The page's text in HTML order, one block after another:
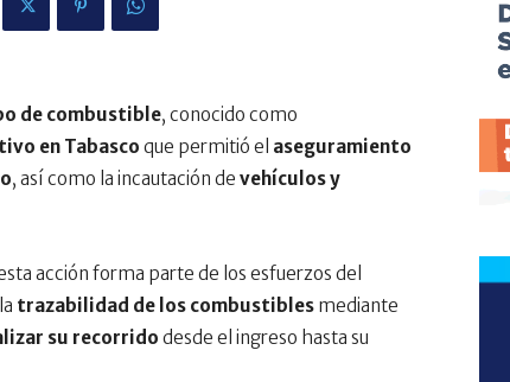
de combustible, conocido como
en Tabasco que permitió el aseguramiento
, así como la incautación de vehículos y
acción forma parte de los esfuerzos del
trazabilidad de los combustibles mediante
su recorrido desde el ingreso hasta su